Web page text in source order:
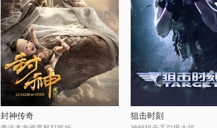
封神传奇 狙击时刻